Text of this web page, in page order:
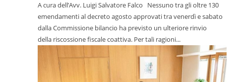
A cura dell’Avv. Luigi Salvatore Falco Nessuno tra gli oltre 130
emendamenti al decreto agosto approvati tra venerdì e sabato
dalla Commissione bilancio ha previsto un ulteriore rinvio
della riscossione fiscale coattiva. Per tali ragioni...